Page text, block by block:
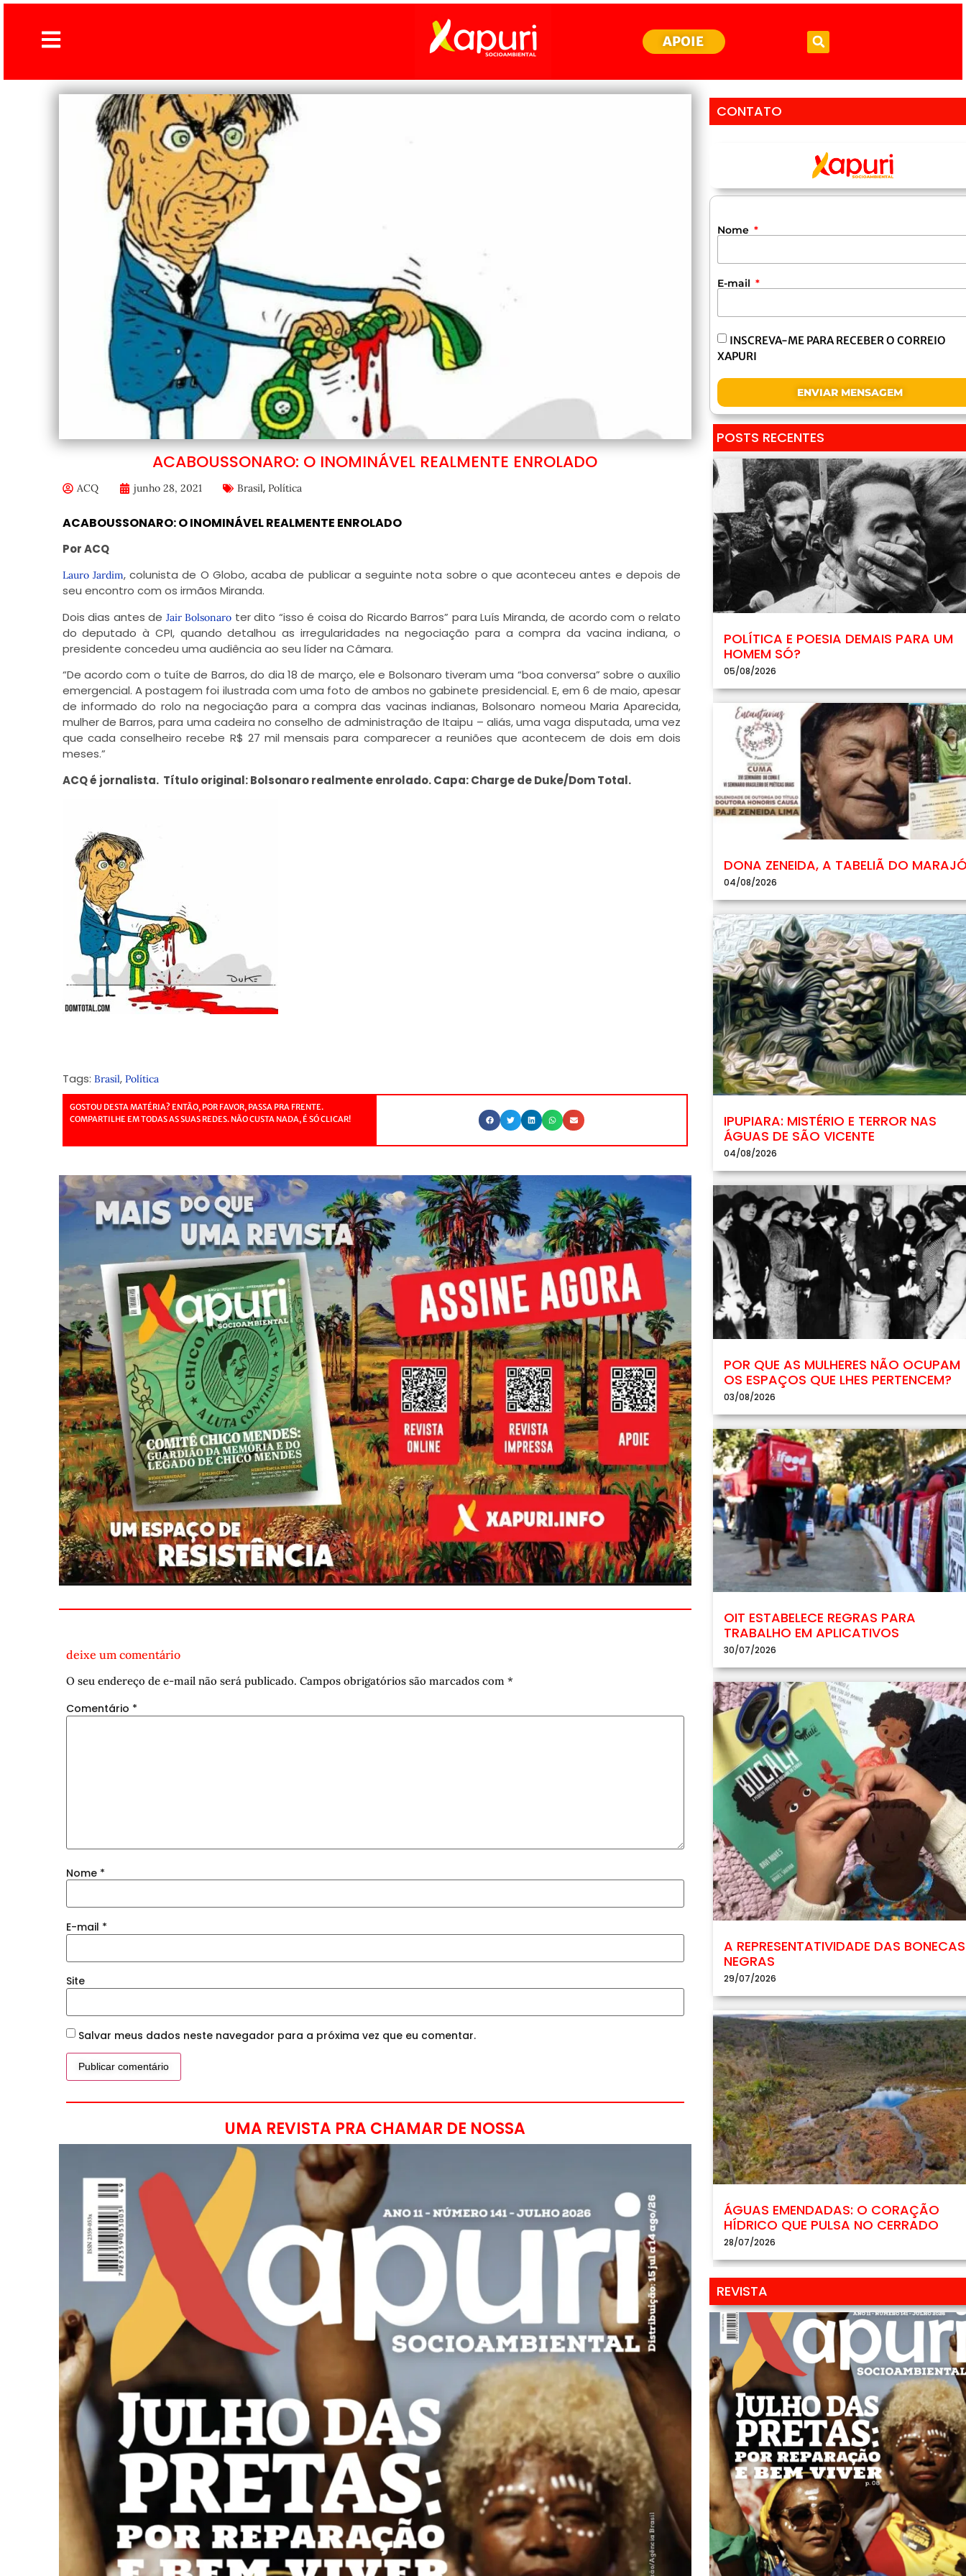
APOIE
ACABOUSSONARO: O INOMINÁVEL REALMENTE ENROLADO
ACQ junho 28, 2021 Brasil, Política
ACABOUSSONARO: O INOMINÁVEL REALMENTE ENROLADO
Por ACQ
Lauro Jardim, colunista de O Globo, acaba de publicar a seguinte nota sobre o que aconteceu antes e depois de
seu encontro com os irmãos Miranda.
Dois dias antes de Jair Bolsonaro ter dito “isso é coisa do Ricardo Barros” para Luís Miranda, de acordo com o relato
do deputado à CPI, quando detalhou as irregularidades na negociação para a compra da vacina indiana, o
presidente concedeu uma audiência ao seu líder na Câmara.
“De acordo com o tuíte de Barros, do dia 18 de março, ele e Bolsonaro tiveram uma “boa conversa” sobre o auxílio
emergencial. A postagem foi ilustrada com uma foto de ambos no gabinete presidencial. E, em 6 de maio, apesar
de informado do rolo na negociação para a compra das vacinas indianas, Bolsonaro nomeou Maria Aparecida,
mulher de Barros, para uma cadeira no conselho de administração de Itaipu – aliás, uma vaga disputada, uma vez
que cada conselheiro recebe R$ 27 mil mensais para comparecer a reuniões que acontecem de dois em dois
meses.”
ACQ é jornalista. Título original: Bolsonaro realmente enrolado. Capa: Charge de Duke/Dom Total.
Tags: Brasil, Política
GOSTOU DESTA MATÉRIA? ENTÃO, POR FAVOR, PASSA PRA FRENTE.
COMPARTILHE EM TODAS AS SUAS REDES. NÃO CUSTA NADA, É SÓ CLICAR!
deixe um comentário
O seu endereço de e-mail não será publicado. Campos obrigatórios são marcados com *
Comentário *
Nome *
E-mail *
Site
Salvar meus dados neste navegador para a próxima vez que eu comentar.
UMA REVISTA PRA CHAMAR DE NOSSA
CONTATO
Nome
E-mail
INSCREVA-ME PARA RECEBER O CORREIO
XAPURI
ENVIAR MENSAGEM
POSTS RECENTES
POLÍTICA E POESIA DEMAIS PARA UM
HOMEM SÓ?
05/08/2026
DONA ZENEIDA, A TABELIÃ DO
04/08/2026
IPUPIARA: MISTÉRIO E TERROR NAS
ÁGUAS DE SÃO VICENTE
04/08/2026
POR QUE AS MULHERES NÃO OCUPAM
OS ESPAÇOS QUE LHES PERTENCEM?
03/08/2026
OIT ESTABELECE REGRAS PARA
TRABALHO EM APLICATIVOS
30/07/2026
A REPRESENTATIVIDADE DAS BONECAS
NEGRAS
29/07/2026
ÁGUAS EMENDADAS: O CORAÇÃO
HÍDRICO QUE PULSA NO CERRADO
28/07/2026
REVISTA